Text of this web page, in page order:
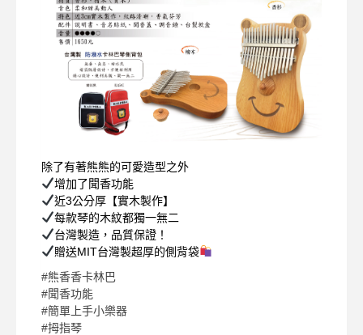
除了有著熊熊的可愛造型之外
增加了聞香功能
近3公分厚【實木製作】
每款琴的木紋都獨一無二
台灣製造，品質保證！
贈送MIT台灣製超厚的側背袋
#熊香香卡林巴
#聞香功能
#簡單上手小樂器
#拇指琴